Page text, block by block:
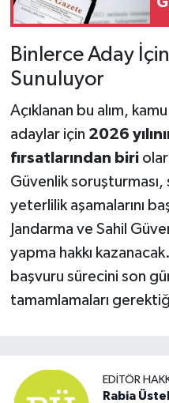
Binlerce Aday
Sunuluyor
Açıklanan bu alım,
adaylar için 2026
fırsatlarından biri
Güvenlik
yeterlilik aşamalarını
Jandarma ve Sahil
yapma hakkı
başvuru sürecini son
tamamlamaları
EDITÖR
Rabia